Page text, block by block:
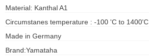
Material: Kanthal A1
Circumstanes temperature : -100 'C to 1400'C
Made in Germany
Brand:Yamataha